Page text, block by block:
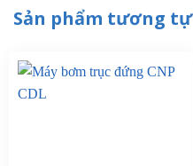
Sản phẩm tương tự